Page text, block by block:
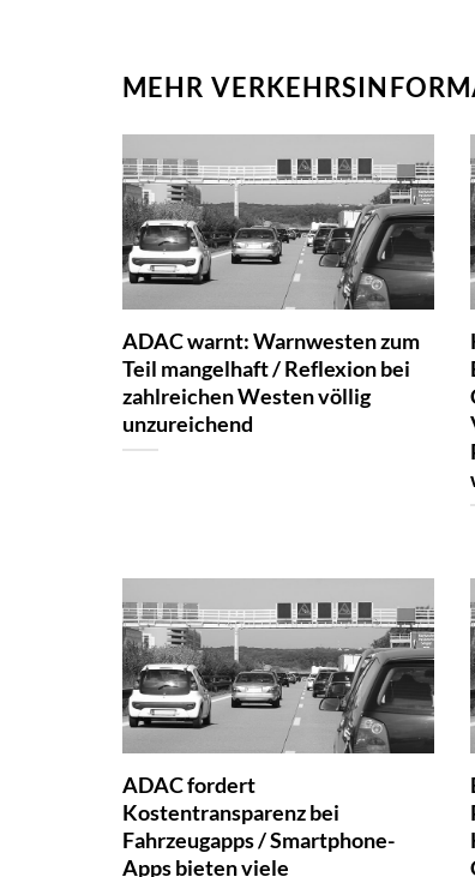
MEHR
ADAC warnt: Warnwesten zum
Teil mangelhaft / Reflexion bei
zahlreichen Westen völlig
unzureichend
ADAC fordert
Kostentransparenz bei
Fahrzeugapps / Smartphone-
Apps bieten viele